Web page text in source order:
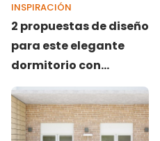
INSPIRACIÓN
2 propuestas de diseño
para este elegante
dormitorio con
cabecero de obra,
¡descúbrelas!